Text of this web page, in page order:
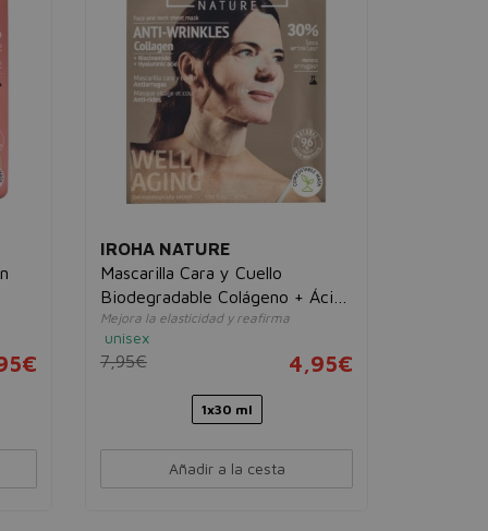
IROHA NATURE
Mascarilla Cara y Cuello
Biodegradable Colágeno + Ácido
Hialurónico Antiarrugas
Mejora la elasticidad y reafirma
unisex
7,95€ 4,95€
1x30 ml
Añadir a la cesta